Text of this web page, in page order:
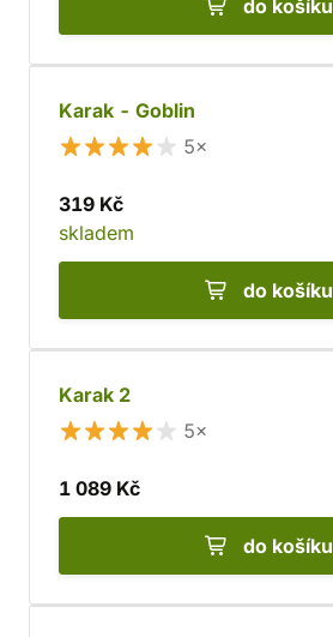
do košíku
Karak - Goblin
5×
319 Kč
skladem
do košíku
Karak 2
5×
1 089 Kč
do košíku